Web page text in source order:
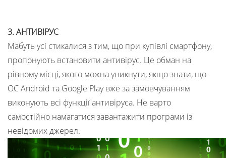
3. АНТИВІРУС
Мабуть усі стикалися з тим, що при купівлі смартфону,
пропонують встановити антивірус. Це обман на
рівному місці, якого можна уникнути, якщо знати, що
ОС Android та Google Play вже за замовчуванням
виконують всі функції антивіруса. Не варто
самостійно намагатися завантажити програми із
невідомих джерел.